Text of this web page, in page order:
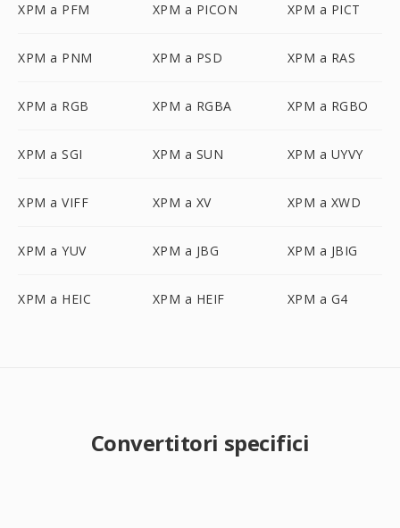
XPM a PFM XPM a PICON XPM a PICT
XPM a PNM XPM a PSD XPM a RAS
XPM a RGB XPM a RGBA XPM a RGBO
XPM a SGI XPM a SUN XPM a UYVY
XPM a VIFF XPM a XV XPM a XWD
XPM a YUV XPM a JBG XPM a JBIG
XPM a HEIC XPM a HEIF XPM a G4
Convertitori specifici